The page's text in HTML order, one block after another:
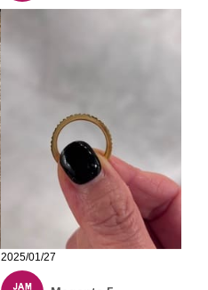
2025/01/27